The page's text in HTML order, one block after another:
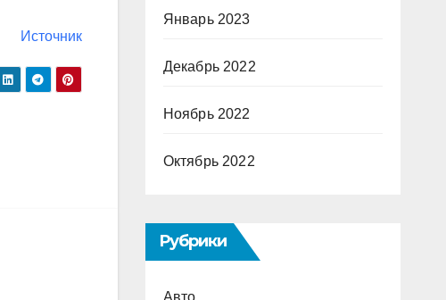
Источник
Январь 2023
Декабрь 2022
Ноябрь 2022
Октябрь 2022
Рубрики
Авто